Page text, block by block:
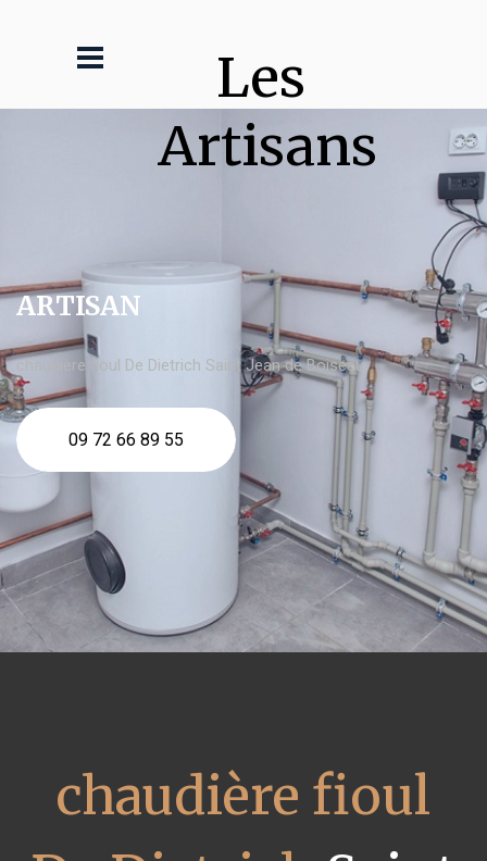
Les
Artisans
ARTISAN
chaudière fioul De Dietrich Saint Jean de Boiseau
09 72 66 89 55
chaudière fioul